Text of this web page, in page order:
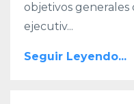
objetivos generales
ejecutiv...
Seguir Leyendo...